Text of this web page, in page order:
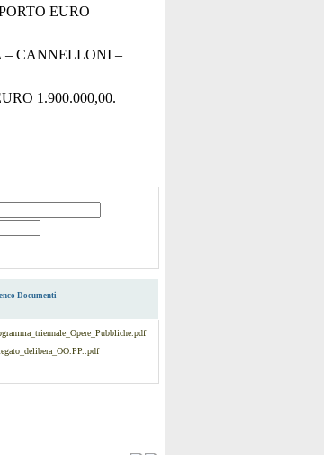
EURO
– CANNELLONI –
1.900.000,00.
Documenti